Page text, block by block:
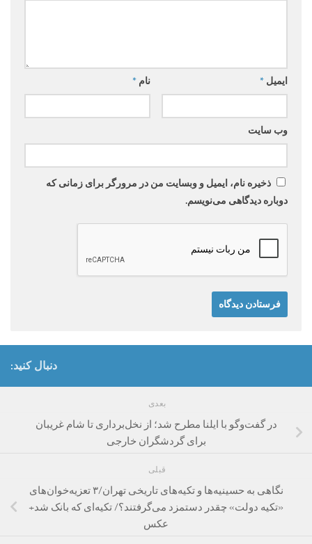
نام * ایمیل *
وب‌ سایت
ذخیره نام، ایمیل و وبسایت من در مرورگر برای زمانی که
دوباره دیدگاهی می‌نویسم.
دنبال کنید:
بعدی
در گفت‌وگو با ایلنا مطرح شد؛ از نخل‌برداری تا شام غریبان
برای گردشگران خارجی
قبلی
نگاهی به حسینیه‌ها و تکیه‌های تاریخی تهران/۳ تعزیه‌خوان‌های
«تکیه دولت» چقدر دستمزد می‌گرفتند؟/ تکیه‌ای که بانک شد+
عکس